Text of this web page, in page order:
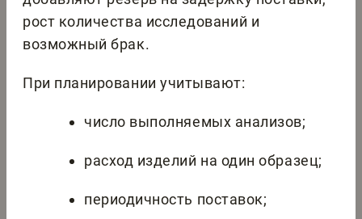
рост количества исследований и
возможный брак.
При планировании учитывают:
число выполняемых анализов;
расход изделий на один образец;
периодичность поставок;